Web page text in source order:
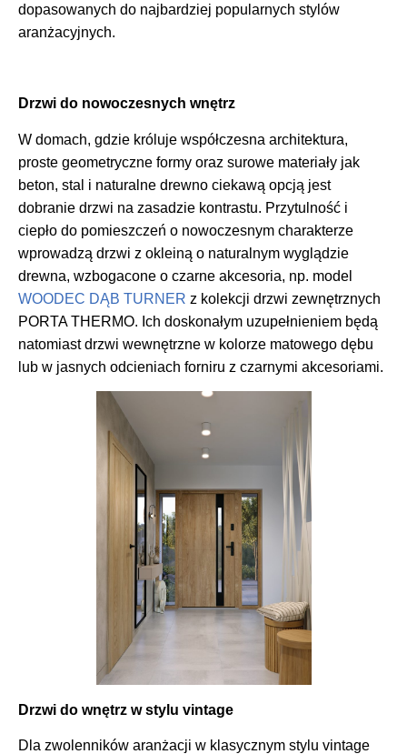
dopasowanych do najbardziej popularnych stylów
aranżacyjnych.
Drzwi do nowoczesnych wnętrz
W domach, gdzie króluje współczesna architektura,
proste geometryczne formy oraz surowe materiały jak
beton, stal i naturalne drewno ciekawą opcją jest
dobranie drzwi na zasadzie kontrastu. Przytulność i
ciepło do pomieszczeń o nowoczesnym charakterze
wprowadzą drzwi z okleiną o naturalnym wyglądzie
drewna, wzbogacone o czarne akcesoria, np. model
WOODEC DĄB TURNER z kolekcji drzwi zewnętrznych
PORTA THERMO. Ich doskonałym uzupełnieniem będą
natomiast drzwi wewnętrzne w kolorze matowego dębu
lub w jasnych odcieniach forniru z czarnymi akcesoriami.
Drzwi do wnętrz w stylu vintage
Dla zwolenników aranżacji w klasycznym stylu vintage